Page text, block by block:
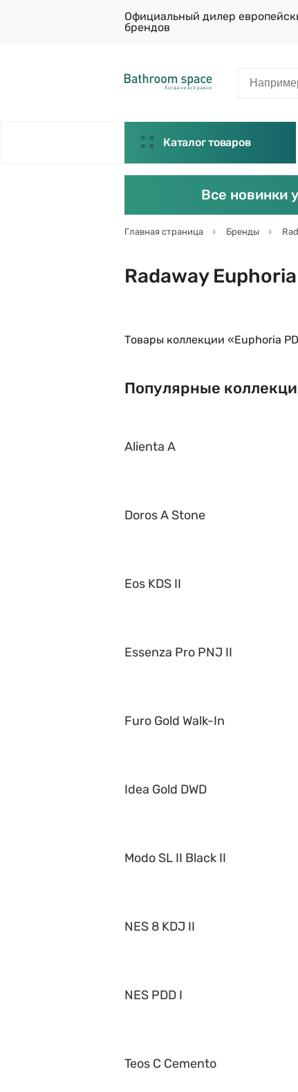
Официальный дилер
брендов
Каталог товаров
Все новинки
Главная страница Бренды
Radaway Euphoria
Товары коллекции «Euphoria
Популярные
Alienta A
Doros A Stone
Eos KDS II
Essenza Pro PNJ II
Furo Gold Walk-In
Idea Gold DWD
Modo SL II Black II
NES 8 KDJ II
NES PDD I
Teos C Cemento